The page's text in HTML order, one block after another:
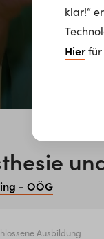
- OÖG
Ausbildung
klar!“
Hierfür